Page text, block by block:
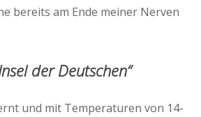
bereits am Ende meiner Nerven
der Deutschen“
und mit Temperaturen von 14-